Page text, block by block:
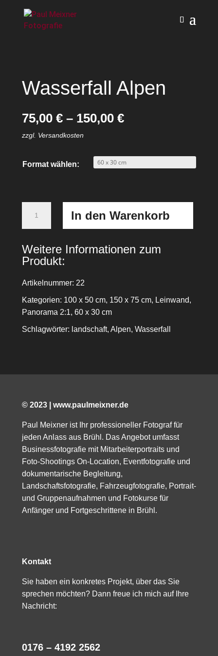
Wasserfall Alpen
75,00 €– 150,00 €
zzgl. Versandkosten
Format wählen:
Alpen
In den Warenkorb
Weitere Informationen zum
Produkt:
Artikelnummer: 22
Kategorien: 100 x 50 cm, 150 x 75 cm, Leinwand,
Panorama 2:1, 60 x 30 cm
Schlagwörter: landschaft, Alpen, Wasserfall
© 2023 | www.paulmeixner.de
Paul Meixner ist Ihr professioneller Fotograf für
jeden Anlass aus Brühl. Das Angebot umfasst
Businessfotografie mit Mitarbeiterportraits und
Foto-Shootings On-Location, Eventfotografie und
dokumentarische Begleitung,
Landschaftsfotografie, Fahrzeugfotografie, Portrait-
und Gruppenaufnahmen und Fotokurse für
Anfänger und Fortgeschrittene in Brühl.
Kontakt
Sie haben ein konkretes Projekt, über das Sie
sprechen möchten? Dann freue ich mich auf Ihre
Nachricht:
0176 – 4192 2562